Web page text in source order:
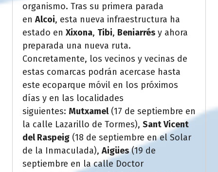
organismo. Tras su primera parada
en Alcoi, esta nueva infraestructura ha
estado en Xixona, Tibi, Beniarrés y ahora
preparada una nueva ruta.
Concretamente, los vecinos y vecinas de
estas comarcas podrán acercase hasta
este ecoparque móvil en los próximos
días y en las localidades
siguientes: Mutxamel(17 de septiembre en
la calle Lazarillo de Tormes), Sant Vicent
del Raspeig (18 de septiembre en el Solar
de la Inmaculada), Aigües(19 de
septiembre en la calle Doctor